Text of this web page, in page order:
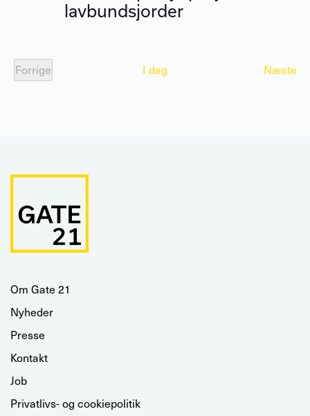
lavbundsjorder
Forrige
Begivenheder
I dag Næste
Om Gate 21
Nyheder
Presse
Kontakt
Job
Privatlivs- og cookiepolitik